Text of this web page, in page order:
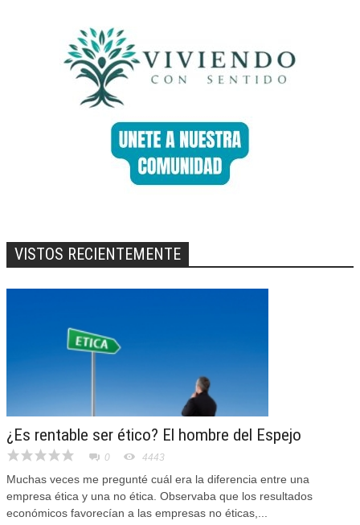
VISTOS RECIENTEMENTE
¿Es rentable ser ético? El hombre del Espejo
0 4443
Muchas veces me pregunté cuál era la diferencia entre una
empresa ética y una no ética. Observaba que los resultados
económicos favorecían a las empresas no éticas,...